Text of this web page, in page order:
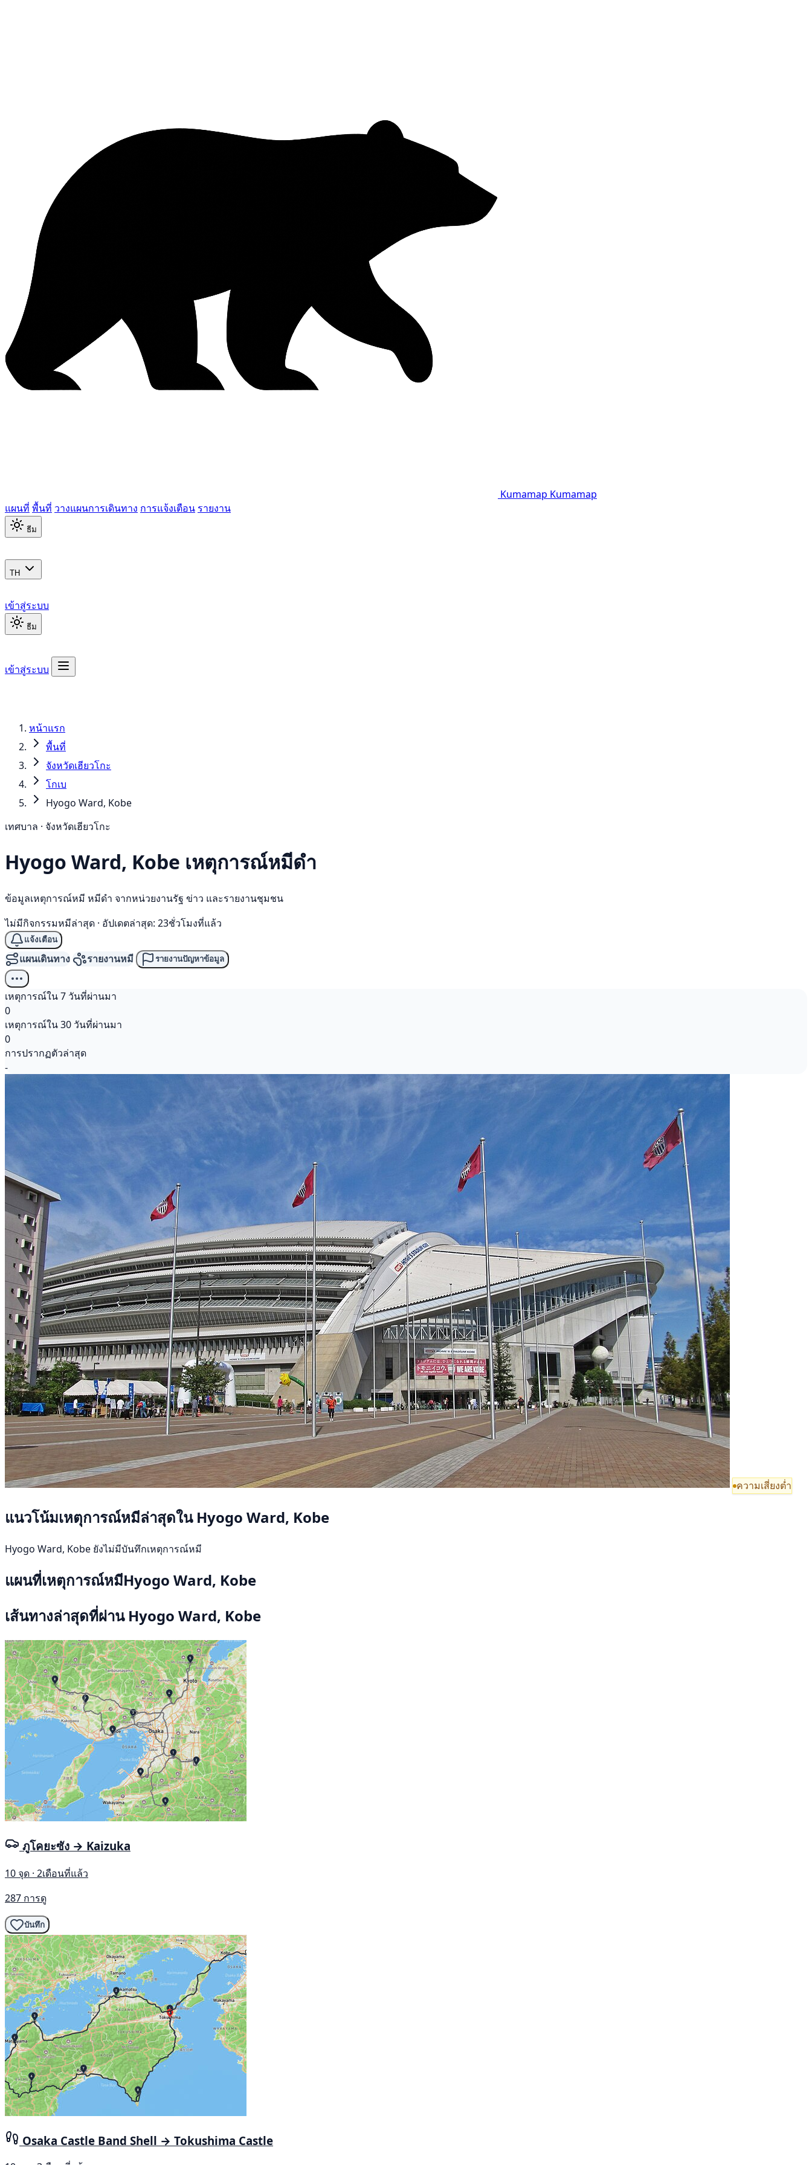
Kumamap Kumamap
แผนที่ พื้นที่ วางแผนการเดินทาง การแจ้งเตือน รายงาน
ธีม
TH
เข้าสู่ระบบ
ธีม
เข้าสู่ระบบ
หน้าแรก
พื้นที่
จังหวัดเฮียวโกะ
โกเบ
Hyogo Ward, Kobe
เทศบาล · จังหวัดเฮียวโกะ
Hyogo Ward, Kobe เหตุการณ์หมีดำ
ข้อมูลเหตุการณ์หมี หมีดำ จากหน่วยงานรัฐ ข่าว และรายงานชุมชน
ไม่มีกิจกรรมหมีล่าสุด · อัปเดตล่าสุด: 23ชั่วโมงที่แล้ว
แจ้งเตือน
แผนเดินทาง รายงานหมี รายงานปัญหาข้อมูล
เหตุการณ์ใน 7 วันที่ผ่านมา
0
เหตุการณ์ใน 30 วันที่ผ่านมา
0
การปรากฏตัวล่าสุด
-
ความเสี่ยงต่ำ
แนวโน้มเหตุการณ์หมีล่าสุดใน Hyogo Ward, Kobe
Hyogo Ward, Kobe ยังไม่มีบันทึกเหตุการณ์หมี
แผนที่เหตุการณ์หมีHyogo Ward, Kobe
เส้นทางล่าสุดที่ผ่าน Hyogo Ward, Kobe
ภูโคยะซัง → Kaizuka
10 จุด · 2เดือนที่แล้ว
287 การดู
บันทึก
Osaka Castle Band Shell → Tokushima Castle